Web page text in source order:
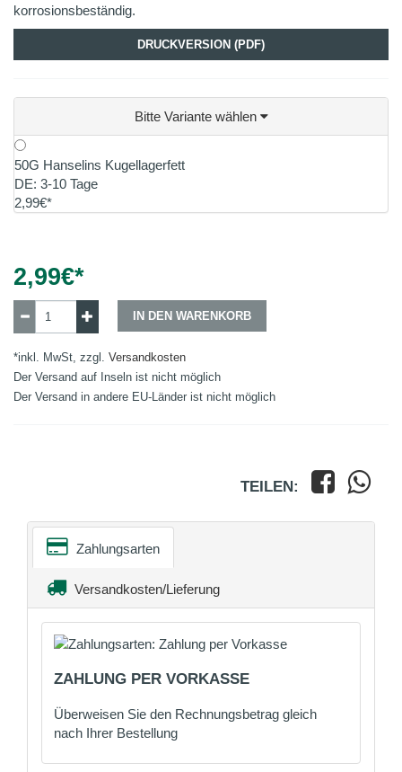
korrosionsbeständig.
DRUCKVERSION (PDF)
Bitte Variante wählen
50G Hanselins Kugellagerfett
DE: 3-10 Tage
2,99€*
2,99€*
IN DEN WARENKORB
*inkl. MwSt, zzgl. Versandkosten
Der Versand auf Inseln ist nicht möglich
Der Versand in andere EU-Länder ist nicht möglich
TEILEN:
Zahlungsarten
Versandkosten/Lieferung
ZAHLUNG PER VORKASSE
Überweisen Sie den Rechnungsbetrag gleich
nach Ihrer Bestellung